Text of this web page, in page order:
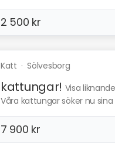
2 500 kr
Katt ·Sölvesborg
kattungar! Visa liknande
Våra kattungar söker nu
7 900 kr